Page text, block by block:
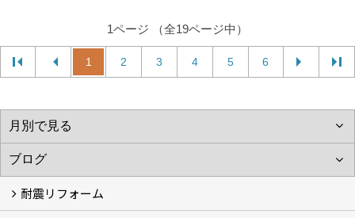
1ページ （全19ページ中）
1 2 3 4 5 6
耐震リフォーム